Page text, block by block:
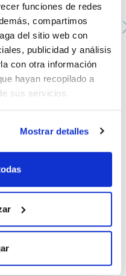
funciones de redes
compartimos
del sitio web con
publicidad y análisis
con otra información
hayan recopilado a
sus servicios.
Mostrar detalles
(naranja), 2,5 - 6